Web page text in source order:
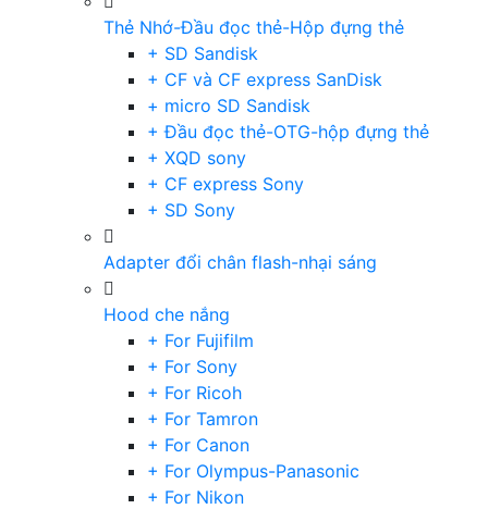
Thẻ Nhớ-Đầu đọc thẻ-Hộp đựng thẻ
+ SD Sandisk
+ CF và CF express SanDisk
+ micro SD Sandisk
+ Đầu đọc thẻ-OTG-hộp đựng thẻ
+ XQD sony
+ CF express Sony
+ SD Sony
Adapter đổi chân flash-nhại sáng
Hood che nắng
+ For Fujifilm
+ For Sony
+ For Ricoh
+ For Tamron
+ For Canon
+ For Olympus-Panasonic
+ For Nikon